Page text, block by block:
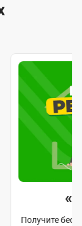
Получите